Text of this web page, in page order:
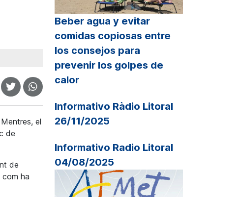
el
de
de
com ha
Beber agua y evitar
comidas copiosas entre
los consejos para
prevenir los golpes de
calor
Informativo Ràdio Litoral
26/11/2025
Informativo Radio Litoral
04/08/2025